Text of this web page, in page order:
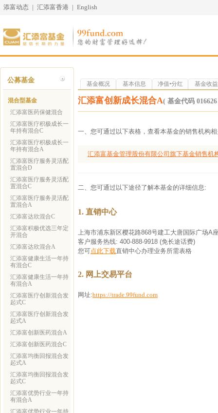
添富动态 | 汇添富香港 | English
公募基金
混合型基金
汇添富医药保健混合
汇添富医疗积极成长一
年持有混合C
汇添富医疗积极成长一
年持有混合A
汇添富医疗服务灵活配
置混合D
汇添富医疗服务灵活配
置混合C
汇添富医疗服务灵活配
置混合A
汇添富达欣混合C
汇添富积极优选三年定
开混合
汇添富达欣混合A
汇添富健康生活一年持
有混合C
汇添富健康生活一年持
有混合A
汇添富医疗创新混合发
起式C
汇添富医疗创新混合发
起式A
汇添富创新医药混合A
汇添富创新医药混合C
汇添富均衡回报混合发
起式A
汇添富均衡回报混合发
起式C
汇添富优势行业一年持
有混合A
汇添富优势行业一年持
基金概况 基本信息 净值•分红 基金收益
汇添富创新成长混合A( 基金代码
一、您可通过以下表格，查看本基金的销售机构
汇添富基金管理股份有限公司旗下基金销售机
二、您可通过以下途径了解本基金的详细信息:
1. 直销中心
上海市浦东新区樱花路868号建工大唐国际广场A
客户服务热线: 400-888-9918 (免长途话费)
您可点此下载直销中心办理业务所需表格
2. 网上交易平台
网址:https://trade.99fund.com